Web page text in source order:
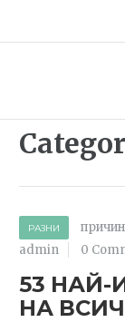
РАЗНИ
admin
0
53 НАЙ-
НА